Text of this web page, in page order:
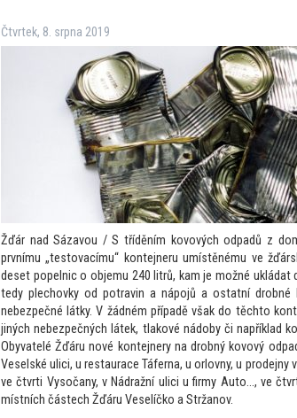
Čtvrtek, 8. srpna 2019
Žďár nad Sázavou / S tříděním kovových odpadů z
prvnímu „testovacímu“ kontejneru umístěnému ve
deset popelnic o objemu 240 litrů, kam je možné
tedy plechovky od potravin a nápojů a ostatní drobné
nebezpečné látky. V žádném případě však do těchto
jiných nebezpečných látek, tlakové nádoby či například
Obyvatelé Žďáru nové kontejnery na drobný kovový
Veselské ulici, u restaurace Táferna, u orlovny, u prodejny
ve čtvrti Vysočany, v Nádražní ulici u firmy Auto…, ve
místních částech Žďáru Veselíčko a Stržanov.